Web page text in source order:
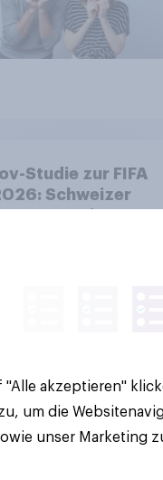
Studie zur FIFA
Schweizer
"Alle akzeptieren"
zu, um die
unser Marketing